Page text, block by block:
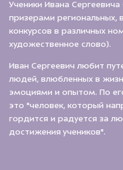
Ученики Ивана
призерами региональных,
конкурсов в различных
художественное слово).
Иван Сергеевич любит
людей, влюбленных в
эмоциями и опытом. По
это "человек, который
гордится и радуется за
достижения учеников".